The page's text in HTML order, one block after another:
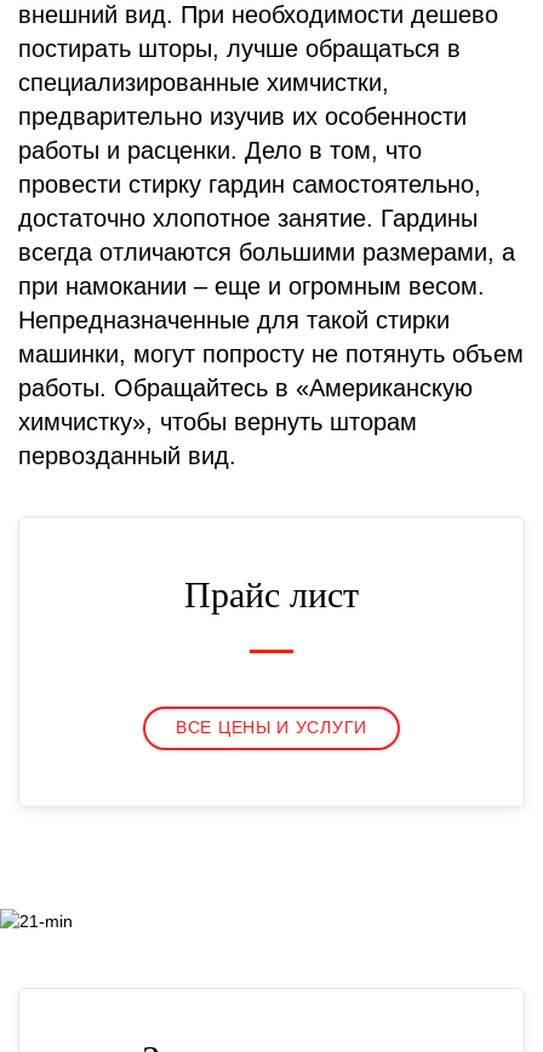
внешний вид. При необходимости дешево
постирать шторы, лучше обращаться в
специализированные химчистки,
предварительно изучив их особенности
работы и расценки. Дело в том, что
провести стирку гардин самостоятельно,
достаточно хлопотное занятие. Гардины
всегда отличаются большими размерами, а
при намокании – еще и огромным весом.
Непредназначенные для такой стирки
машинки, могут попросту не потянуть объем
работы. Обращайтесь в «Американскую
химчистку», чтобы вернуть шторам
первозданный вид.
Прайс лист
ВСЕ ЦЕНЫ И УСЛУГИ